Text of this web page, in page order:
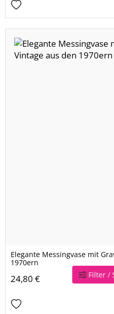
Filter /
Elegante Messingvase mit
1970ern
24,80 €